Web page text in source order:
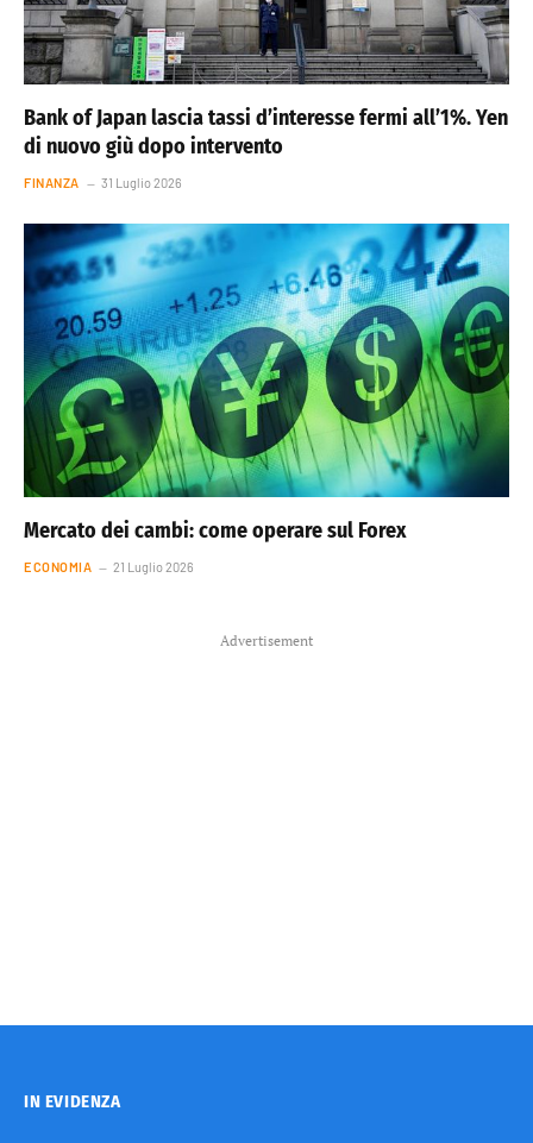
Bank of Japan lascia tassi d’interesse fermi all’1%. Yen
di nuovo giù dopo intervento
FINANZA 31 Luglio 2026
Mercato dei cambi: come operare sul Forex
ECONOMIA 21 Luglio 2026
Advertisement
IN EVIDENZA